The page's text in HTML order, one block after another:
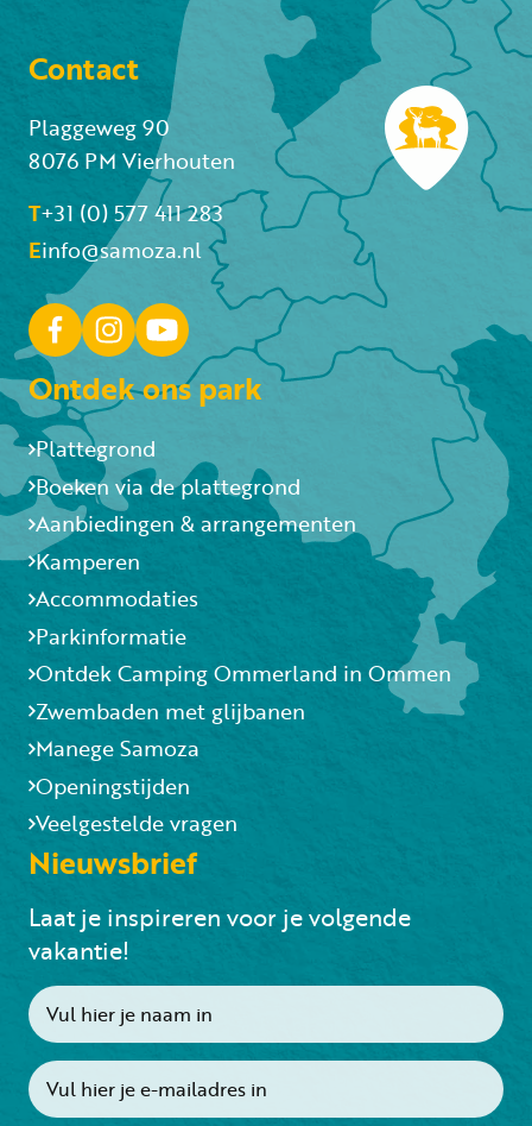
Contact
Plaggeweg 90
8076 PM Vierhouten
T+31 (0) 577 411 283
Einfo@samoza.nl
Ontdek ons park
Plattegrond
Boeken via de plattegrond
Aanbiedingen & arrangementen
Kamperen
Accommodaties
Parkinformatie
Ontdek Camping Ommerland in Ommen
Zwembaden met glijbanen
Manege Samoza
Openingstijden
Veelgestelde vragen
Nieuwsbrief
Laat je inspireren voor je volgende
vakantie!